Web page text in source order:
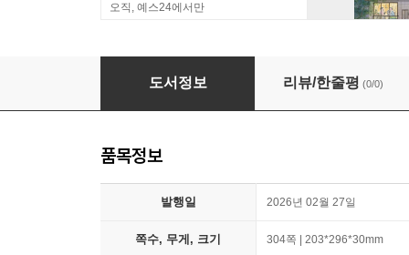
오직, 예스24에서만
스물두 번째 레인 (큰글자도서)
도서정보 리뷰/한줄평 (0/0)
품목정보
발행일 2026년 02월 27일
쪽수, 무게, 크기 304쪽 | 203*296*30mm